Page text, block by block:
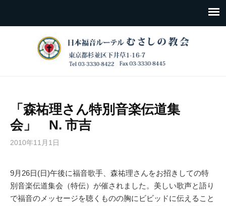
「森祐理さん特別音楽伝道集
会」 N. 市吉
2010年11月1日
9月26日(日)午後に福音歌手、森祐理さんをお招きしての特
別音楽伝道集会（特伝）が催されました。美しい歌声と語り
で福音のメッセージを聴くものの胸にビビッドに伝えること